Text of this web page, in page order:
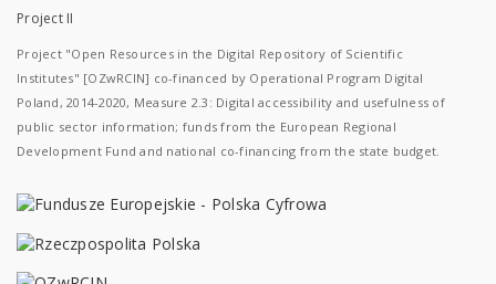
Project II
Project "Open Resources in the Digital Repository of Scientific
Institutes" [OZwRCIN] co-financed by Operational Program Digital
Poland, 2014-2020, Measure 2.3: Digital accessibility and usefulness of
public sector information; funds from the European Regional
Development Fund and national co-financing from the state budget.